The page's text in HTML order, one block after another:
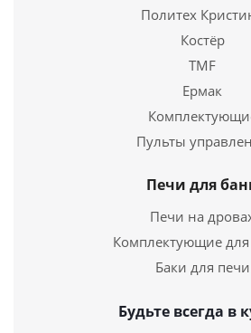
Политех
Костёр
TMF
Ермак
Пульты
Печи для
Печи на
Комплектующие для
Баки для печи
Будьте всегда в